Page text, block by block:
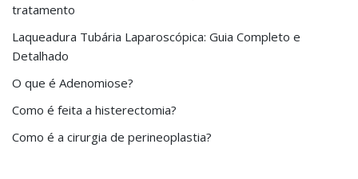
tratamento
Laqueadura Tubária Laparoscópica: Guia Completo e
Detalhado
O que é Adenomiose?
Como é feita a histerectomia?
Como é a cirurgia de perineoplastia?